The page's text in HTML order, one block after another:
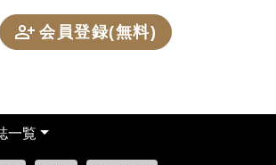
会員登録(無料)
一覧